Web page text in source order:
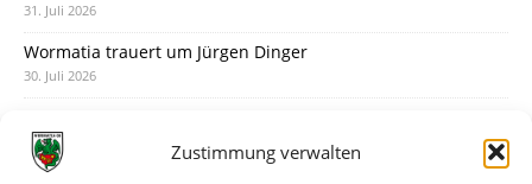
Zustimmung verwalten
31. Juli 2026
Wormatia trauert um Jürgen Dinger
30. Juli 2026
28. Juli 2026